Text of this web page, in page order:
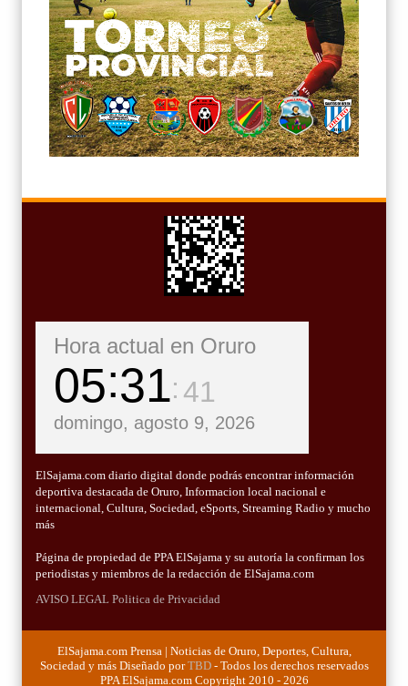
Hora actual en Oruro
05 31 42
domingo, agosto 9, 2026
ElSajama.com diario digital donde podrás encontrar información
deportiva destacada de Oruro, Informacion local nacional e
internacional, Cultura, Sociedad, eSports, Streaming Radio y mucho
más
Página de propiedad de PPA ElSajama y su autoría la confirman los
periodistas y miembros de la redacción de ElSajama.com
AVISO LEGAL Politica de Privacidad
ElSajama.com Prensa | Noticias de Oruro, Deportes, Cultura,
Sociedad y más Diseñado porTBD- Todos los derechos reservados
PPA ElSajama.com Copyright 2010 - 2026